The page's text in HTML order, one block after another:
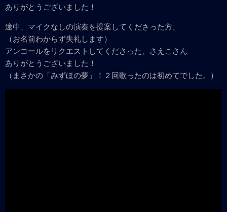
ありがとうございました！
途中、マイクなしの演奏を提案してくださった方、
（お名前わからず失礼します）
アンコールをリクエストしてくださった、さえこさん
ありがとうございました！
（まさかの「みずほの夢」！２回歌ったのは初めてでした。）